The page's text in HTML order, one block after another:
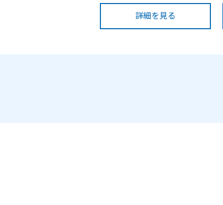
詳細を見る